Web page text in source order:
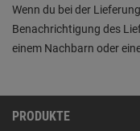
Wenn du bei der
Benachrichtigung des
einem Nachbarn oder
PRODUKTE